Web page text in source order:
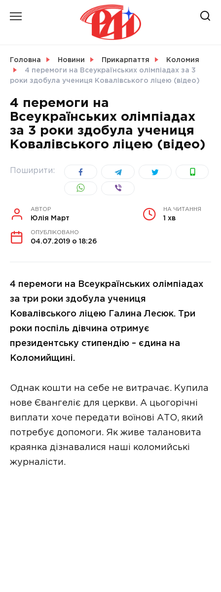
СВІТ
УКРАЇНА
Головна Новини Прикарпаття
Коломия
4 перемоги на Всеукраїнських олімпіадах за 3
роки здобула учениця Ковалівського ліцею (відео)
4 перемоги на
Всеукраїнських олімпіадах
за 3 роки здобула учениця
Ковалівського ліцею (відео)
Поширити:
АВТОР
Юлія Март
НА ЧИТАННЯ
1 хв
ОПУБЛІКОВАНО
04.07.2019 о 18:26
4 перемоги на Всеукраїнських олімпіадах
за три роки здобула учениця
Ковалівського ліцею Галина Лесюк. Три
роки поспіль дівчина отримує
президентську стипендію – єдина на
Коломийщині.
Однак кошти на себе не витрачає. Купила
нове Євангеліє для церкви. А цьогорічні
виплати хоче передати воїнові АТО, який
потребує допомоги. Як живе талановита
краянка дізнавалися наші коломийські
журналісти.